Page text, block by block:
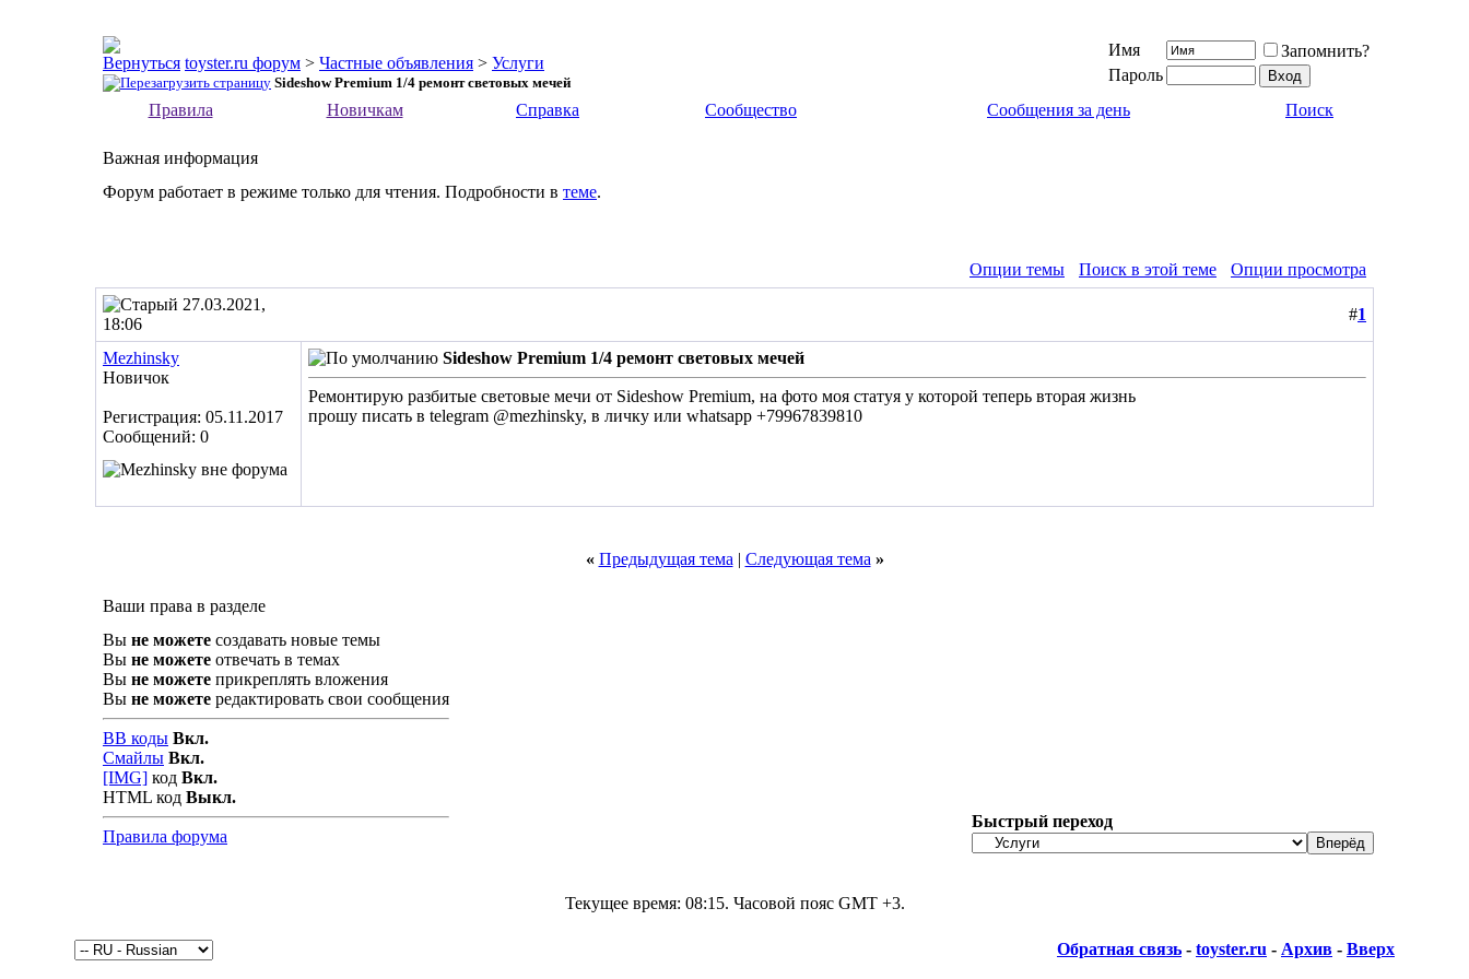
toyster.ru форум > Частные объявления > Услуги
Sideshow Premium 1/4 ремонт световых мечей
Имя
Запомнить?
Пароль
Правила
Новичкам Справка Сообщество Сообщения за день Поиск
Важная информация
Форум работает в режиме только для чтения. Подробности в теме.
Опции темы Поиск в этой теме
Опции просмотра
27.03.2021,
18:06
#1
Mezhinsky
Новичок
Регистрация: 05.11.2017
Сообщений: 0
Sideshow Premium 1/4 ремонт световых мечей
Ремонтирую разбитые световые мечи от Sideshow Premium, на фото моя статуя у которой теперь вторая жизнь
прошу писать в telegram @mezhinsky, в личку или whatsapp +79967839810
« Предыдущая тема | Следующая тема »
Ваши права в разделе
Вы не можете создавать новые темы
Вы не можете отвечать в темах
Вы не можете прикреплять вложения
Вы не можете редактировать свои сообщения
BB коды Вкл.
Смайлы Вкл.
[IMG] код Вкл.
HTML код Выкл.
Правила форума
Быстрый переход
Текущее время: 08:15. Часовой пояс GMT +3.
Обратная связь - toyster.ru - Архив - Вверх